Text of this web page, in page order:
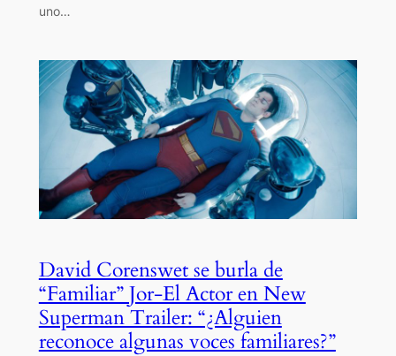
uno…
David Corenswet se burla de
“Familiar” Jor-El Actor en New
Superman Trailer: “¿Alguien
reconoce algunas voces familiares?”